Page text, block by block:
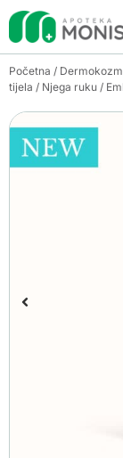
Početna /
tijela / Njega ruku /